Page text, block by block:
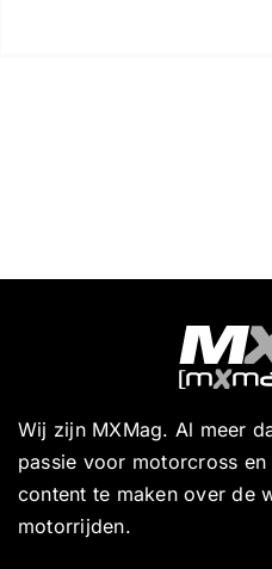
Wij zijn MXMag. Al meer
passie voor motorcross
content te maken over de
motorrijden.